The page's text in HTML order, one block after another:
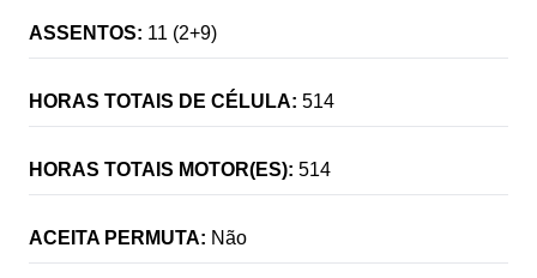
ASSENTOS: 11 (2+9)
HORAS TOTAIS DE CÉLULA: 514
HORAS TOTAIS MOTOR(ES): 514
ACEITA PERMUTA: Não